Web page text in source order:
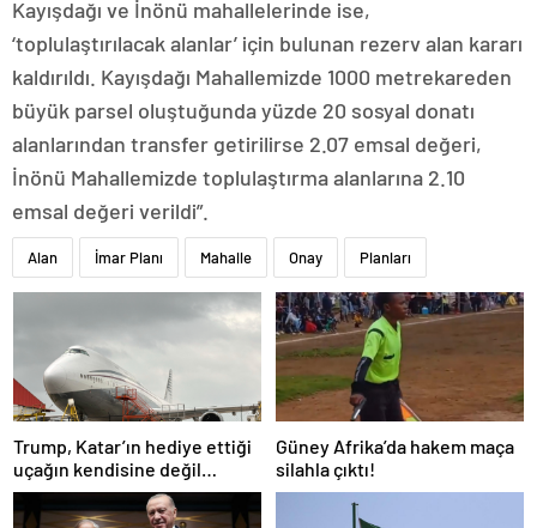
Kayışdağı ve İnönü mahallelerinde ise,
‘toplulaştırılacak alanlar’ için bulunan rezerv alan kararı
kaldırıldı. Kayışdağı Mahallemizde 1000 metrekareden
büyük parsel oluştuğunda yüzde 20 sosyal donatı
alanlarından transfer getirilirse 2.07 emsal değeri,
İnönü Mahallemizde toplulaştırma alanlarına 2.10
emsal değeri verildi”.
Alan İmar Planı Mahalle Onay Planları
Trump, Katar’ın hediye ettiği
uçağın kendisine değil
Pentagon’a verileceğini
açıkladı
Güney Afrika’da hakem maça
silahla çıktı!